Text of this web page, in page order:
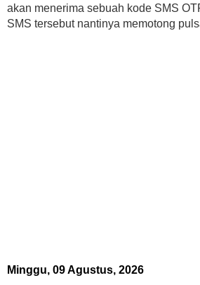
akan menerima sebuah kode SMS
SMS tersebut nantinya memotong
Minggu, 09 Agustus, 2026